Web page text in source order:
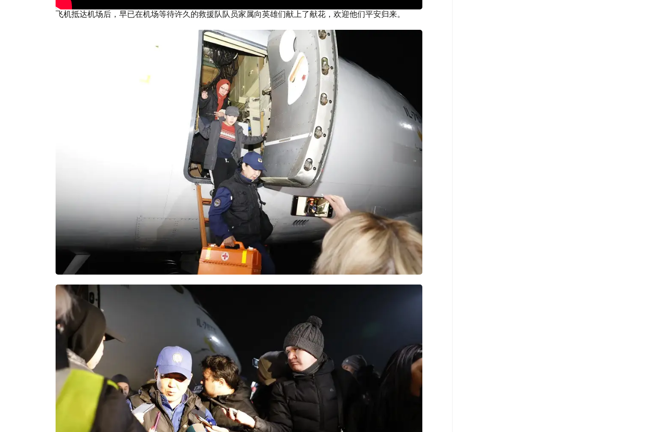
飞机抵达机场后，早已在机场等待许久的救援队队员家属向英雄们献上了献花，欢迎他们平安归来。